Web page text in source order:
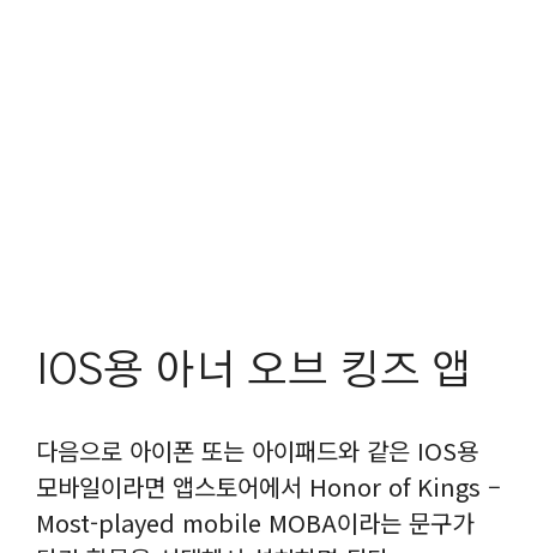
IOS용 아너 오브 킹즈 앱
다음으로 아이폰 또는 아이패드와 같은 IOS용
모바일이라면 앱스토어에서 Honor of Kings –
Most-played mobile MOBA이라는 문구가